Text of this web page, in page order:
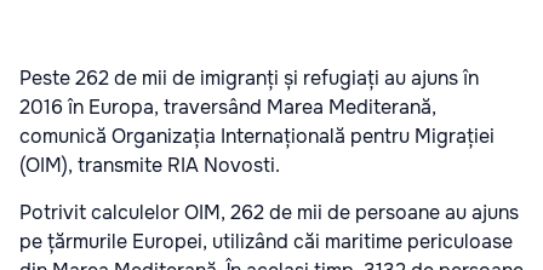
Peste 262 de mii de imigranți și refugiați au ajuns în
2016 în Europa, traversând Marea Mediterană,
comunică Organizația Internațională pentru Migrației
(OIM), transmite RIA Novosti.
Potrivit calculelor OIM, 262 de mii de persoane au ajuns
pe țărmurile Europei, utilizând căi maritime periculoase